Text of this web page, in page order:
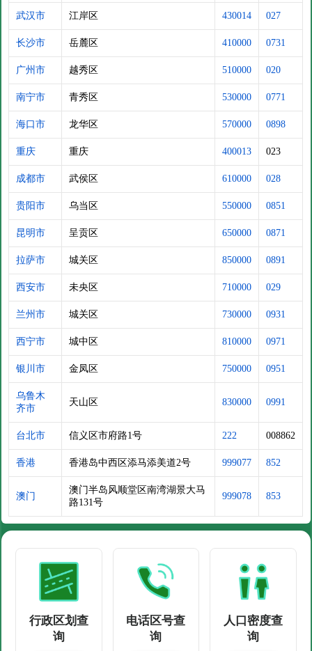
武汉市 江岸区 430014 027
长沙市 岳麓区 410000 0731
广州市 越秀区 510000 020
南宁市 青秀区 530000 0771
海口市 龙华区 570000 0898
重庆 重庆 400013 023
成都市 武侯区 610000 028
贵阳市 乌当区 550000 0851
昆明市 呈贡区 650000 0871
拉萨市 城关区 850000 0891
西安市 未央区 710000 029
兰州市 城关区 730000 0931
西宁市 城中区 810000 0971
银川市 金凤区 750000 0951
乌鲁木
齐市
天山区 830000 0991
台北市 信义区市府路1号 222 008862
香港 香港岛中西区添马添美道2号 999077 852
澳门
澳门半岛风顺堂区南湾湖景大马
路131号
999078 853
行政区划查
询
电话区号查
询
人口密度查
询